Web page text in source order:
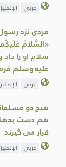
عربي
مردی نزد
«السَّلامُ
سلامِ او را
عليه وسلم
عربي
هیچ دو
هم دست
قرار می گیرند
عربي